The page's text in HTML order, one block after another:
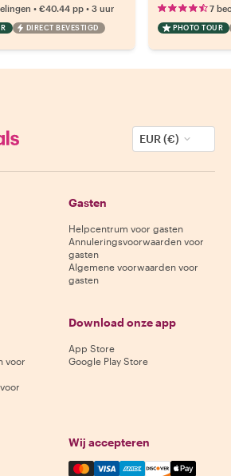
• €40.44 pp • 3 uur
DIRECT BEVESTIGD
7
PHOTO TOUR
EUR (€)
Gasten
Helpcentrum voor gasten
Annuleringsvoorwaarden voor
gasten
Algemene voorwaarden voor
gasten
voor
Download onze app
App Store
Google Play Store
Wij accepteren
Mastercard, Visa, Amex,